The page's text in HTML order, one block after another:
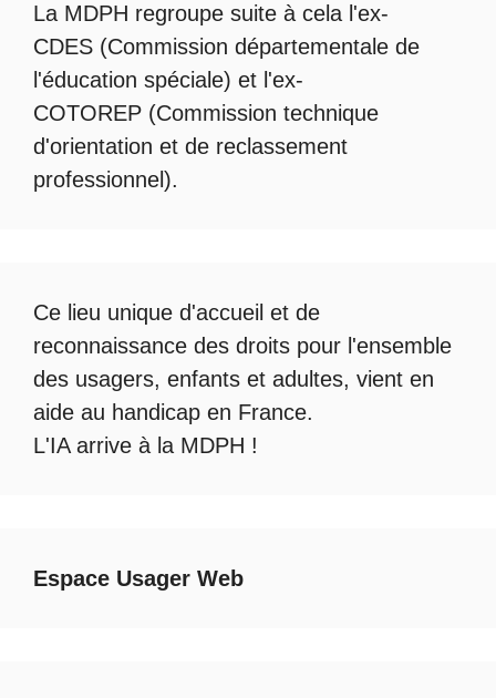
La MDPH regroupe suite à cela l'ex-
CDES (Commission départementale de
l'éducation spéciale) et l'ex-
COTOREP (Commission technique
d'orientation et de reclassement
professionnel).
Ce lieu unique d'accueil et de
reconnaissance des droits pour l'ensemble
des usagers, enfants et adultes, vient en
aide au handicap en France.
L'IA arrive à la MDPH !
Espace Usager Web